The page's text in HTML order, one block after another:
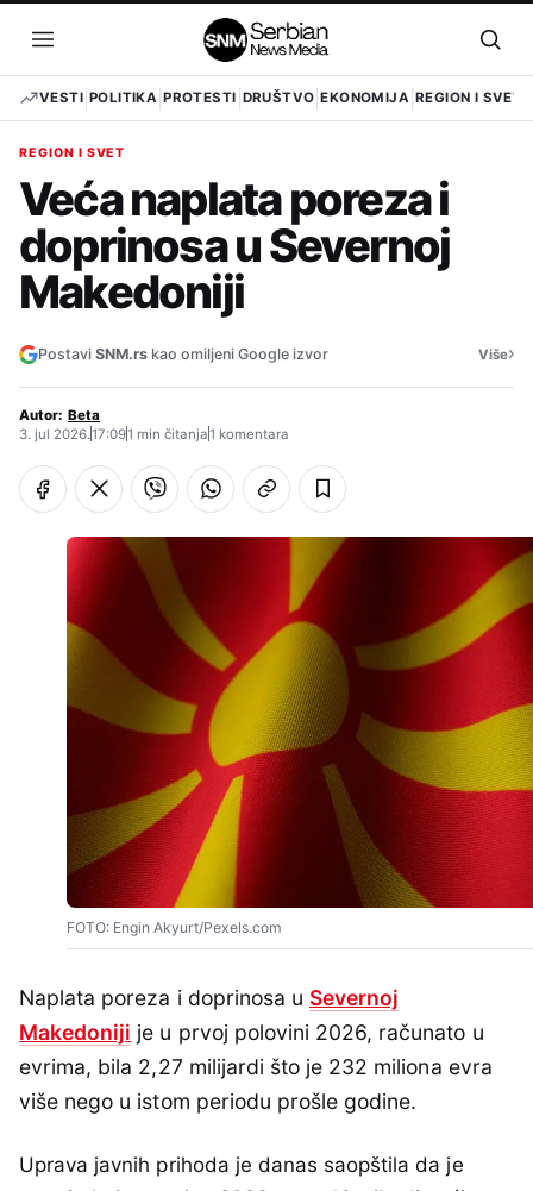
sadržaj
Otvori
meni
VESTI POLITIKA PROTESTI DRUŠTVO EKONOMIJA REGION I SVET
REGION I SVET
Veća naplata poreza i
doprinosa u Severnoj
Makedoniji
Postavi SNM.rs kao omiljeni Google izvor Više›
Autor: Beta
3. jul 2026.17:091 min čitanja1 komentara
FOTO: Engin Akyurt/Pexels.com
Naplata poreza i doprinosa u Severnoj
Makedoniji je u prvoj polovini 2026, računato u
evrima, bila 2,27 milijardi što je 232 miliona evra
više nego u istom periodu prošle godine.
Uprava javnih prihoda je danas saopštila da je